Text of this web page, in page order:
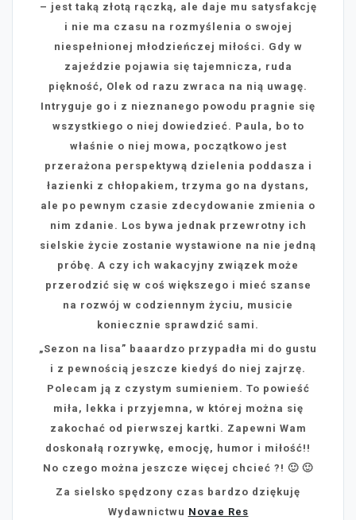
– jest taką złotą rączką, ale daje mu satysfakcję
i nie ma czasu na rozmyślenia o swojej
niespełnionej młodzieńczej miłości. Gdy w
zajeździe pojawia się tajemnicza, ruda
piękność, Olek od razu zwraca na nią uwagę.
Intryguje go i z nieznanego powodu pragnie się
wszystkiego o niej dowiedzieć. Paula, bo to
właśnie o niej mowa, początkowo jest
przerażona perspektywą dzielenia poddasza i
łazienki z chłopakiem, trzyma go na dystans,
ale po pewnym czasie zdecydowanie zmienia o
nim zdanie. Los bywa jednak przewrotny ich
sielskie życie zostanie wystawione na nie jedną
próbę. A czy ich wakacyjny związek może
przerodzić się w coś większego i mieć szanse
na rozwój w codziennym życiu, musicie
koniecznie sprawdzić sami.
„Sezon na lisa” baaardzo przypadła mi do gustu
i z pewnością jeszcze kiedyś do niej zajrzę.
Polecam ją z czystym sumieniem. To powieść
miła, lekka i przyjemna, w której można się
zakochać od pierwszej kartki. Zapewni Wam
doskonałą rozrywkę, emocję, humor i miłość!!
No czego można jeszcze więcej chcieć ?! 🙂 🙂
Za sielsko spędzony czas bardzo dziękuję
Wydawnictwu Novae Res